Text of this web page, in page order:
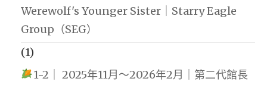
Werewolf's Younger Sister｜Starry Eagle
Group（SEG）
(1)
1-2｜ 2025年11月～2026年2月｜第二代館長